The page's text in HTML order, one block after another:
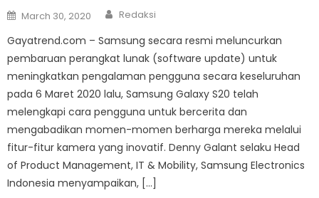
Posted
on
March 30, 2020 Author
Redaksi
Gayatrend.com – Samsung secara resmi meluncurkan
pembaruan perangkat lunak (software update) untuk
meningkatkan pengalaman pengguna secara keseluruhan
pada 6 Maret 2020 lalu, Samsung Galaxy S20 telah
melengkapi cara pengguna untuk bercerita dan
mengabadikan momen-momen berharga mereka melalui
fitur-fitur kamera yang inovatif. Denny Galant selaku Head
of Product Management, IT & Mobility, Samsung Electronics
Indonesia menyampaikan, […]